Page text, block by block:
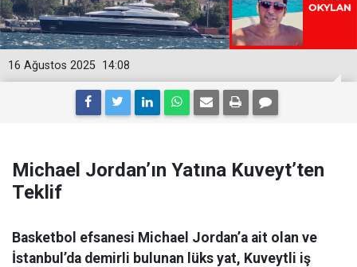
14:08
16 Ağustos 2025
Michael Jordan’ın Yatına Kuveyt’ten
Teklif
Basketbol efsanesi Michael Jordan’a ait olan ve
İstanbul’da demirli bulunan lüks yat, Kuveytli iş